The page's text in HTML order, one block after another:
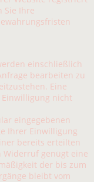
Sie Ihre
einschließlich
bearbeiten zu
Eine
nicht
eingegebenen
Ihrer Einwilligung
bereits erteilten
Widerruf genügt eine
der bis zum
bleibt vom